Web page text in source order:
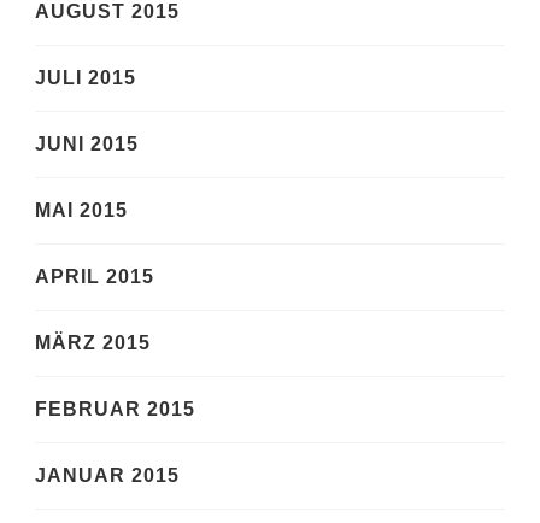
AUGUST 2015
JULI 2015
JUNI 2015
MAI 2015
APRIL 2015
MÄRZ 2015
FEBRUAR 2015
JANUAR 2015